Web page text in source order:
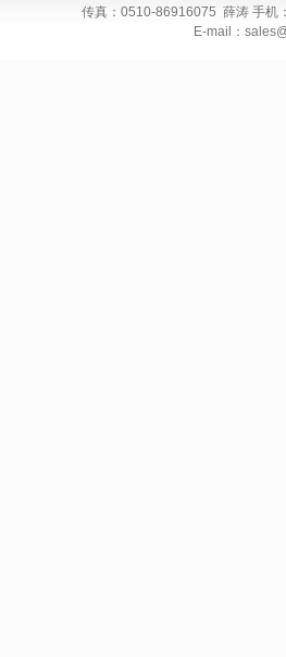
传真：0510-86916075 薛涛 手机
E-mail：